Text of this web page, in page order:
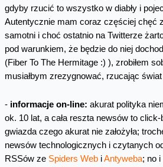
gdyby rzucić to wszystko w diabły i
Autentycznie mam coraz częściej chęć
samotni i choć ostatnio na Twitterze
pod warunkiem, że będzie do niej
(Fiber To The Hermitage :) ), zrobiłem
musiałbym zrezygnować, rzucając świat
- informacje on-line: akurat polityka
ok. 10 lat, a cała reszta newsów to
gwiazda czego akurat nie założyła;
newsów technologicznych i czytanych
RSSów ze Spiders WebiAntyweba; no i